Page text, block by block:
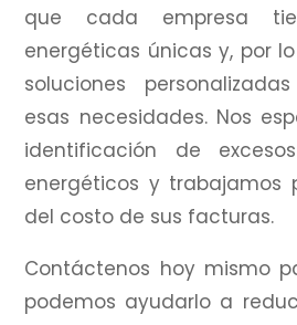
que cada empresa
energéticas únicas y, por
soluciones
esas necesidades. Nos
identificación de
energéticos y trabajamos
del costo de sus facturas.
Contáctenos hoy mismo
podemos ayudarlo a